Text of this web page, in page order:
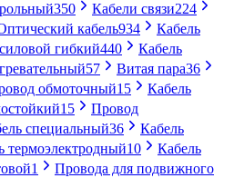
350 Кабели связи224
кабель934
Кабель
гибкий440
Кабель
57 Витая пара36
обмоточный15
Кабель
15
Провод
специальный36
Кабель
термоэлектродный10
Кабель
1
Провода для подвижного